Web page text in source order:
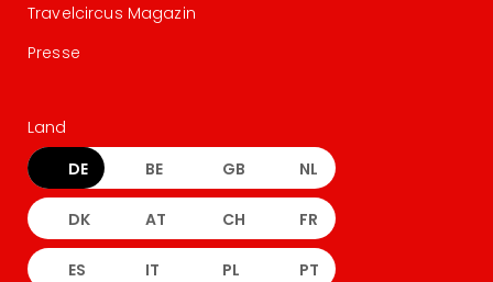
Travelcircus Magazin
Presse
Land
DE BE GB NL
DK AT CH FR
ES IT PL PT